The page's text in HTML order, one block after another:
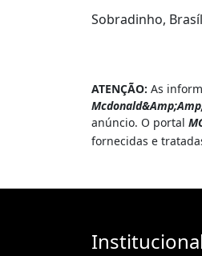
Sobradinho,
ATENÇÃO: As
anúncio. O portal
fornecidas e